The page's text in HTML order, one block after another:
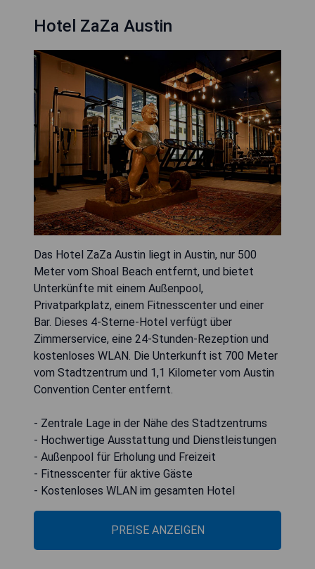
Hotel ZaZa Austin
Das Hotel ZaZa Austin liegt in Austin, nur 500
Meter vom Shoal Beach entfernt, und bietet
Unterkünfte mit einem Außenpool,
Privatparkplatz, einem Fitnesscenter und einer
Bar. Dieses 4-Sterne-Hotel verfügt über
Zimmerservice, eine 24-Stunden-Rezeption und
kostenloses WLAN. Die Unterkunft ist 700 Meter
vom Stadtzentrum und 1,1 Kilometer vom Austin
Convention Center entfernt.
- Zentrale Lage in der Nähe des Stadtzentrums
- Hochwertige Ausstattung und Dienstleistungen
- Außenpool für Erholung und Freizeit
- Fitnesscenter für aktive Gäste
- Kostenloses WLAN im gesamten Hotel
PREISE ANZEIGEN